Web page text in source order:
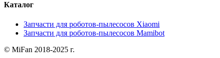
Каталог
Запчасти для роботов-пылесосов Xiaomi
Запчасти для роботов-пылесосов Mamibot
© MiFan 2018-2025 г.